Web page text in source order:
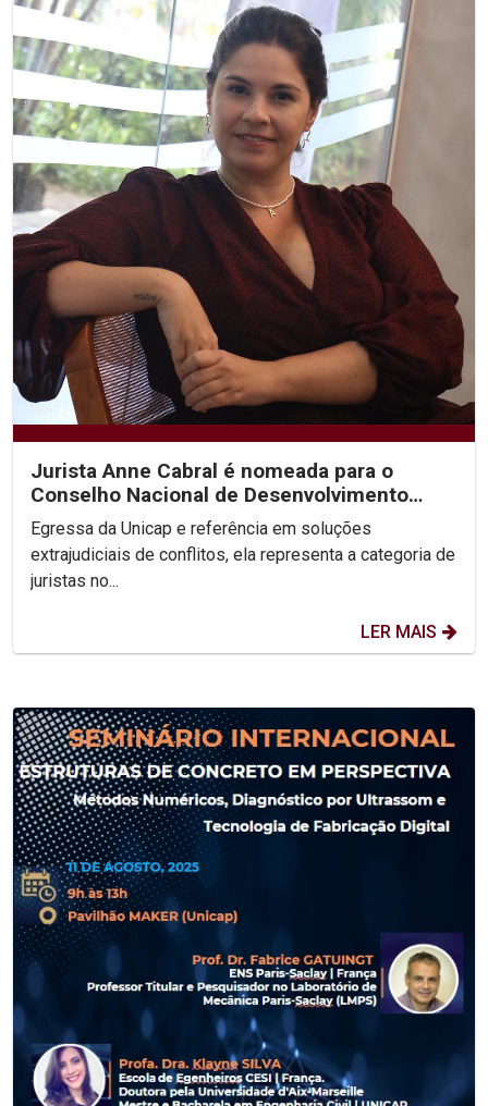
Jurista Anne Cabral é nomeada para o
Conselho Nacional de Desenvolvimento
Social Sustentável
Egressa da Unicap e referência em soluções
extrajudiciais de conflitos, ela representa a categoria de
juristas no...
LER MAIS